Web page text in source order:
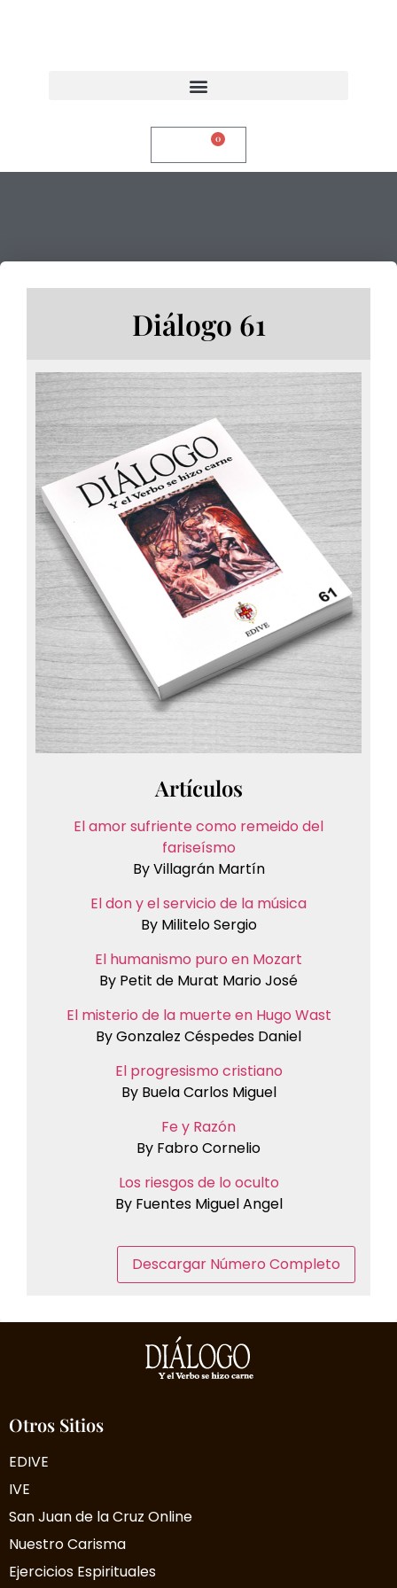
0
Diálogo 61
Artículos
El amor sufriente como remeido del
fariseísmo
By Villagrán Martín
El don y el servicio de la música
By Militelo Sergio
El humanismo puro en Mozart
By Petit de Murat Mario José
El misterio de la muerte en Hugo Wast
By Gonzalez Céspedes Daniel
El progresismo cristiano
By Buela Carlos Miguel
Fe y Razón
By Fabro Cornelio
Los riesgos de lo oculto
By Fuentes Miguel Angel
Descargar Número Completo
Otros Sitios
EDIVE
IVE
San Juan de la Cruz Online
Nuestro Carisma
Ejercicios Espirituales